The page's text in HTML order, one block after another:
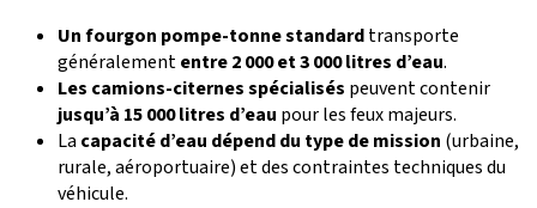
Un fourgon pompe-tonne standardtransporte
généralemententre 2 000 et 3 000 litres d’eau.
Les camions-citernes spécialisés peuvent contenir
jusqu’à 15 000 litres d’eau pour les feux majeurs.
La capacité d’eau dépend du type de mission (urbaine,
rurale, aéroportuaire) et des contraintes techniques du
véhicule.